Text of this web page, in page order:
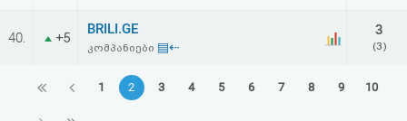
40. +5
BRILI.GE
კომპანიები ▤⇠
3
(3)
1 2 3 4 5 6 7 8 9 10